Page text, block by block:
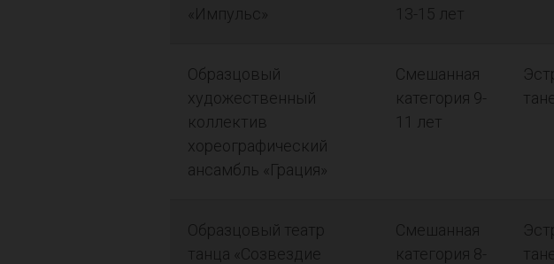
«Импульс»
13-15 лет
Образцовый
художественный
коллектив
хореографический
ансамбль «Грация»
Смешанная
категория 9-
11 лет
Образцовый театр
танца «Созвездие
Смешанная
категория 8-